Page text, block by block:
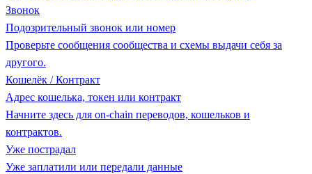
Звонок
Подозрительный звонок или номер
Проверьте сообщения сообщества и схемы выдачи себя за
другого.
Кошелёк / Контракт
Адрес кошелька, токен или контракт
Начните здесь для on-chain переводов, кошельков и
контрактов.
Уже пострадал
Уже заплатили или передали данные